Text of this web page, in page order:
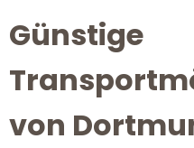
Günstige
von